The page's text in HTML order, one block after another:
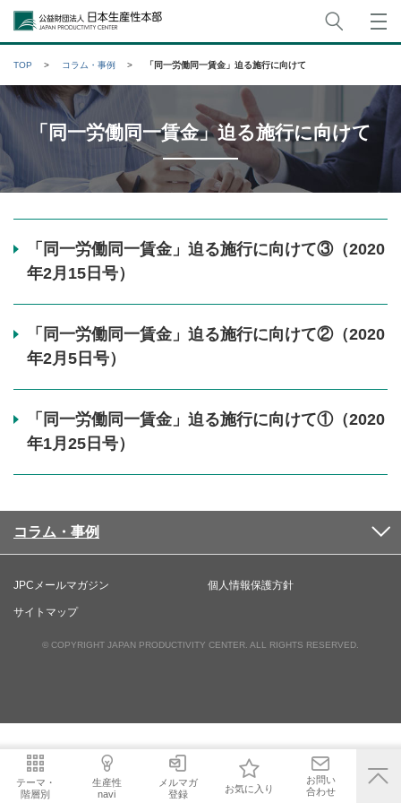
公益財団法人日本生産性本部
TOP コラム・事例 「同一労働同一賃金」迫る施行に向けて
「同一労働同一賃金」迫る施行に向けて
「同一労働同一賃金」迫る施行に向けて③（2020
年2月15日号）
「同一労働同一賃金」迫る施行に向けて②（2020
年2月5日号）
「同一労働同一賃金」迫る施行に向けて①（2020
年1月25日号）
コラム・事例
JPCメールマガジン 個人情報保護方針
サイトマップ
© COPYRIGHT JAPAN PRODUCTIVITY CENTER. ALL RIGHTS RESERVED.
テーマ・
階層別
生産性
navi
メルマガ
登録
お気に入り
お問い
合わせ